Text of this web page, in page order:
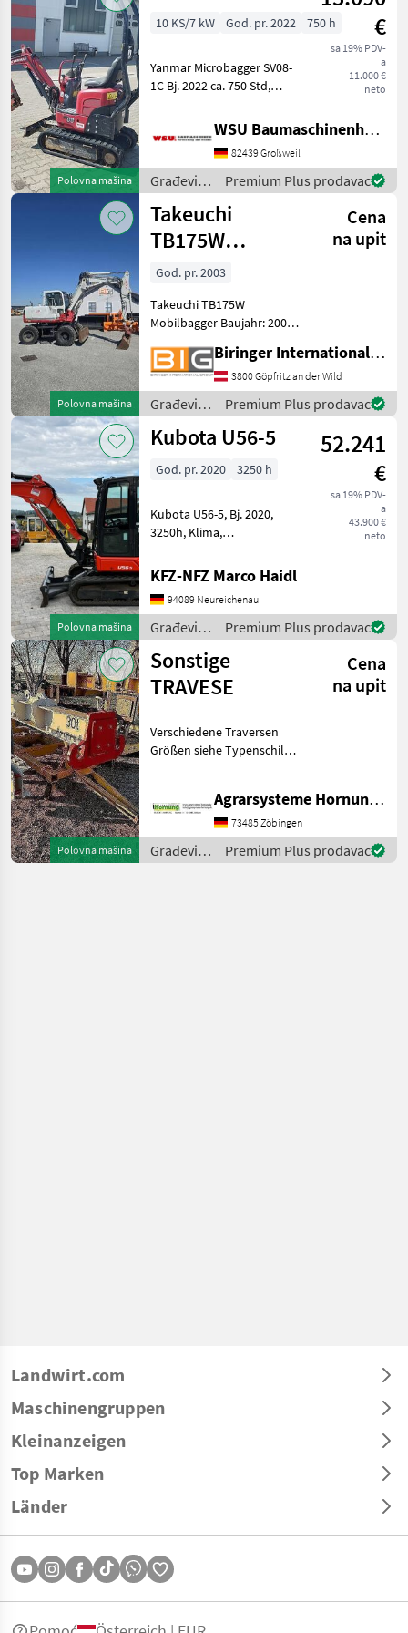
Polovna mašina
€
sa 19% PDV-
a
11.000 €
neto
10 KS/7 kW God. pr. 2022 750 h
Yanmar Microbagger SV08-
1C Bj. 2022 ca. 750 Std,
(ausweisbar) Finanzierung
und Lieferung
Deutschlandweit möglich!
Mieten ab 67, - € Be
WSU Baumaschinenhandel u. Gerätevermietung GmbH
82439 Großweil
Građevinski
strojevi /
Yanmar
Premium Plus prodavac
Polovna mašina
Takeuchi
TB175W
Mobilbagger
Cena
na upit
God. pr. 2003
Takeuchi TB175W
Mobilbagger Baujahr: 2003
Eigengewicht: ca.8130 Kg
Mit österreichischen
Papieren und CE
Konformitätserklärung
Građevinski strojevi M
Biringer International GmbH
3800 Göpfritz an der Wild
Građevinski
strojevi /
Takeuchi
Premium Plus prodavac
Polovna mašina
Kubota U56-5
52.241
€
sa 19% PDV-
a
43.900 €
neto
God. pr. 2020 3250 h
Kubota U56-5, Bj. 2020,
3250h, Klima,
mit HS03,
Grabenräumlöffel, Ketten
90% Građevinski strojevi
Minibageri
KFZ-NFZ Marco Haidl
94089 Neureichenau
Građevinski
strojevi /
Kubota
Premium Plus prodavac
Polovna mašina
Sonstige
TRAVESE
Cena
na upit
Verschiedene Traversen
Größen siehe Typenschild
Ostali građevinski strojevi
Agrarsysteme Hornung GmbH & Co. KG
73485 Zöbingen
Građevinski
strojevi /
Premium Plus prodavac
Landwirt.com
Maschinengruppen
Kleinanzeigen
Top Marken
Länder